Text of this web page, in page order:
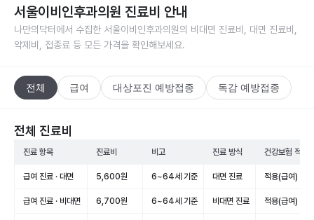
서울이비인후과의원 진료비 안내
나만의닥터에서 수집한 서울이비인후과의원의 비대면 진료비, 대면 진료비,
약제비, 접종료 등 모든 가격을 확인해보세요.
전체 급여 대상포진 예방접종 독감 예방접종
전체 진료비
진료 항목 진료비 비고 진료 방식 건강보험 적용
급여 진료 · 대면 5,600원 6~64세 기준 대면 진료 적용(급여)
급여 진료 · 비대면 6,700원 6~64세 기준 비대면 진료 적용(급여)